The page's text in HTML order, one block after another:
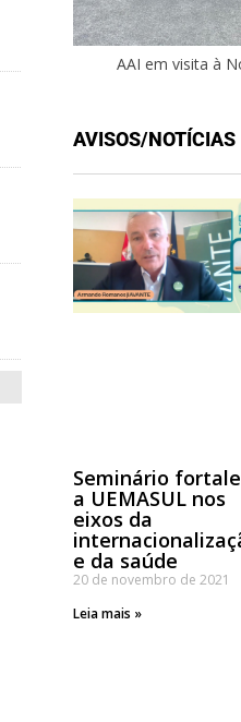
AAI em visita à
AVISOS/NOTÍCIAS
Seminário
a UEMASUL nos
eixos da
e da saúde
20 de novembro de 2021
Leia mais »